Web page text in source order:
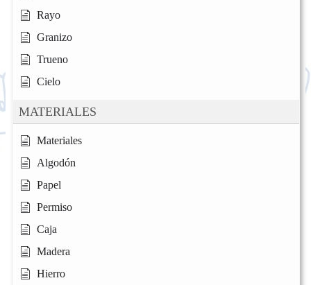
Rayo
Granizo
Trueno
Cielo
MATERIALES
Materiales
Algodón
Papel
Permiso
Caja
Madera
Hierro